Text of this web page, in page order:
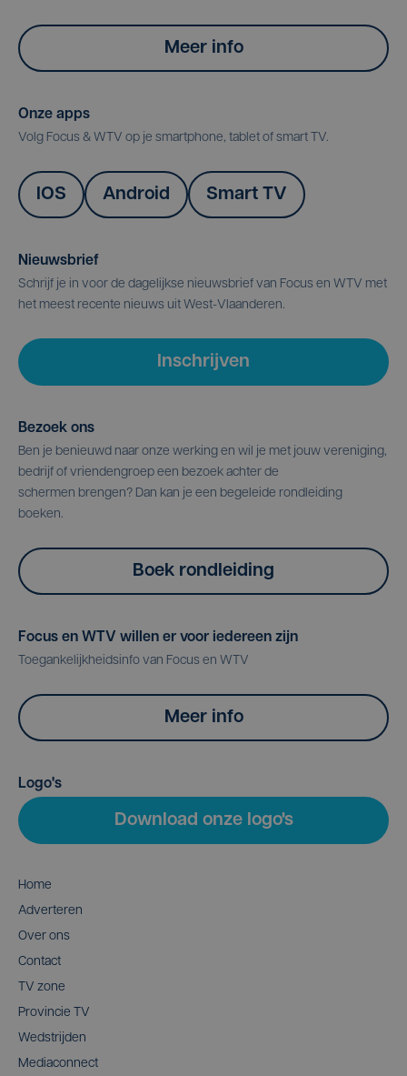
Meer info
Onze apps
Volg Focus & WTV op je smartphone, tablet of smart TV.
IOS Android Smart TV
Nieuwsbrief
Schrijf je in voor de dagelijkse nieuwsbrief van Focus en WTV met
het meest recente nieuws uit West-Vlaanderen.
Inschrijven
Bezoek ons
Ben je benieuwd naar onze werking en wil je met jouw vereniging,
bedrijf of vriendengroep een bezoek achter de
schermen brengen? Dan kan je een begeleide rondleiding
boeken.
Boek rondleiding
Focus en WTV willen er voor iedereen zijn
Toegankelijkheidsinfo van Focus en WTV
Meer info
Logo's
Download onze logo's
Home
Adverteren
Over ons
Contact
TV zone
Provincie TV
Wedstrijden
Mediaconnect